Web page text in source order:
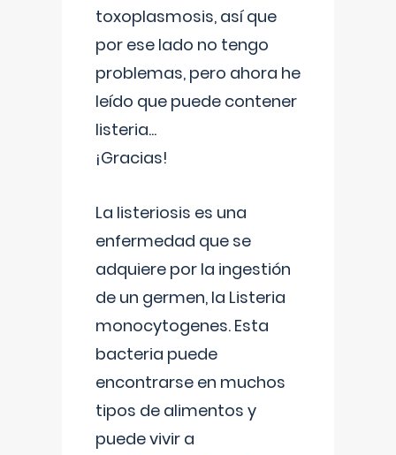
toxoplasmosis, así que
por ese lado no tengo
problemas, pero ahora he
leído que puede contener
listeria...
¡Gracias!
La listeriosis es una
enfermedad que se
adquiere por la ingestión
de un germen, la Listeria
monocytogenes. Esta
bacteria puede
encontrarse en muchos
tipos de alimentos y
puede vivir a